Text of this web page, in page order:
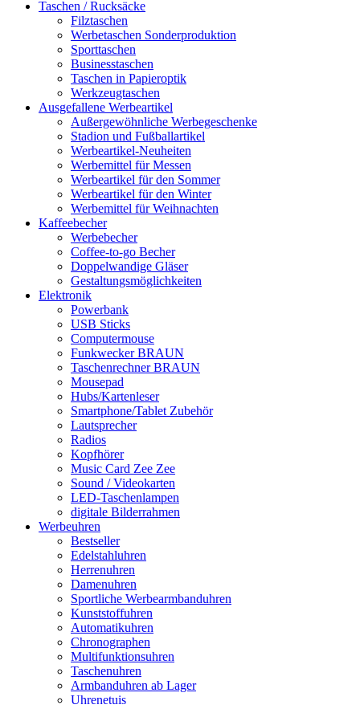
Taschen / Rucksäcke
Filztaschen
Werbetaschen Sonderproduktion
Sporttaschen
Businesstaschen
Taschen in Papieroptik
Werkzeugtaschen
Ausgefallene Werbeartikel
Außergewöhnliche Werbegeschenke
Stadion und Fußballartikel
Werbeartikel-Neuheiten
Werbemittel für Messen
Werbeartikel für den Sommer
Werbeartikel für den Winter
Werbemittel für Weihnachten
Kaffeebecher
Werbebecher
Coffee-to-go Becher
Doppelwandige Gläser
Gestaltungsmöglichkeiten
Elektronik
Powerbank
USB Sticks
Computermouse
Funkwecker BRAUN
Taschenrechner BRAUN
Mousepad
Hubs/Kartenleser
Smartphone/Tablet Zubehör
Lautsprecher
Radios
Kopfhörer
Music Card Zee Zee
Sound / Videokarten
LED-Taschenlampen
digitale Bilderrahmen
Werbeuhren
Bestseller
Edelstahluhren
Herrenuhren
Damenuhren
Sportliche Werbearmbanduhren
Kunststoffuhren
Automatikuhren
Chronographen
Multifunktionsuhren
Taschenuhren
Armbanduhren ab Lager
Uhrenetuis